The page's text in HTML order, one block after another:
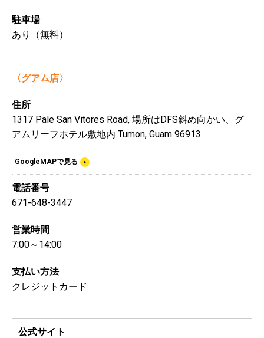
駐車場
あり（無料）
〈グアム店〉
住所
1317 Pale San Vitores Road, 場所はDFS斜め向かい、グ
アムリーフホテル敷地内 Tumon, Guam 96913
GoogleMAPで見る
電話番号
671-648-3447
営業時間
7:00～14:00
支払い方法
クレジットカード
公式サイト